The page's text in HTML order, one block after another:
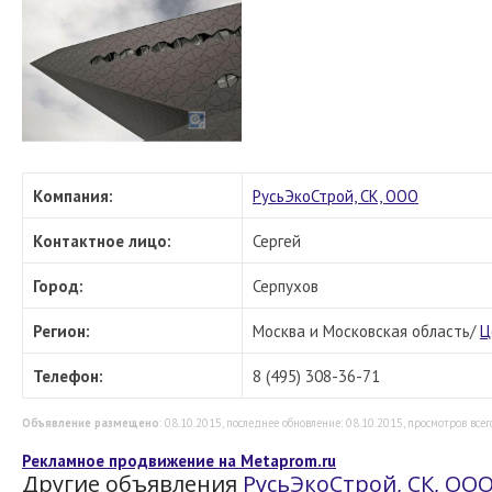
Компания: РусьЭкоСтрой, СК, ООО
Контактное лицо: Сергей
Город: Серпухов
Регион: Москва и Московская область/
Телефон: 8 (495) 308-36-71
Объявление размещено: 08.10.2015, последнее обновление: 08.10.2015, просмотров
Рекламное продвижение на Metaprom.ru
Другие объявления РусьЭкоСтрой, СК, ООО